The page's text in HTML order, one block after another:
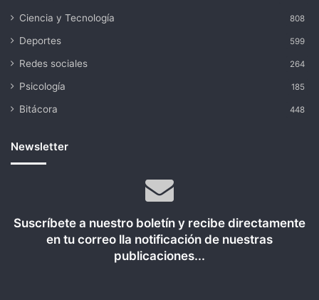
Ciencia y Tecnología 808
Deportes 599
Redes sociales 264
Psicología 185
Bitácora 448
Newsletter
Suscríbete a nuestro boletín y recibe directamente
en tu correo lla notificación de nuestras
publicaciones...